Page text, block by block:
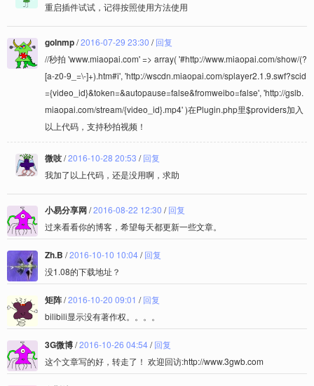
重启插件试试，记得按照使用方法使用
golnmp/2016-07-29 23:30 /回复
//秒拍 'www.miaopai.com' => array( '#http://www.miaopai.com/show/(?
[a-z0-9_=\-]+).htm#i', 'http://wscdn.miaopai.com/splayer2.1.9.swf?scid
={video_id}&token=&autopause=false&fromweibo=false', 'http://gslb.
miaopai.com/stream/{video_id}.mp4' )在Plugin.php里$providers加入
以上代码，支持秒拍视频！
微吱/2016-10-28 20:53 /回复
我加了以上代码，还是没用啊，求助
小易分享网/2016-08-22 12:30 /回复
过来看看你的博客，希望每天都更新一些文章。
Zh.B /2016-10-10 10:04/回复
没1.08的下载地址？
矩阵/2016-10-20 09:01 /回复
bilibili显示没有著作权。。。。
3G微博/2016-10-26 04:54/回复
这个文章写的好，转走了！ 欢迎回访:http://www.3gwb.com